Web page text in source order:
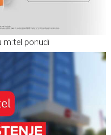
m:tel ponudi